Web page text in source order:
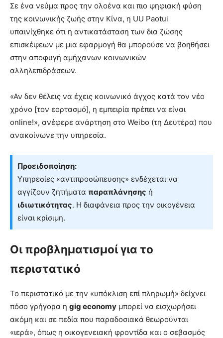
Σε ένα νεύμα προς την ολοένα και πιο ψηφιακή φύση
της κοινωνικής ζωής στην Κίνα, η UU Paotui
υπαινίχθηκε ότι η αντικατάσταση των δια ζώσης
επισκέψεων με μια εφαρμογή θα μπορούσε να βοηθήσει
στην αποφυγή αμήχανων κοινωνικών
αλληλεπιδράσεων.
«Αν δεν θέλεις να έχεις κοινωνικό άγχος κατά τον νέο
χρόνο [τον εορτασμό], η εμπειρία πρέπει να είναι
online!», ανέφερε ανάρτηση στο Weibo (τη Δευτέρα) που
ανακοίνωνε την υπηρεσία.
Προειδοποίηση:
Υπηρεσίες «αντιπροσώπευσης» ενδέχεται να
αγγίζουν ζητήματα παραπλάνησης ή
ιδιωτικότητας. Η διαφάνεια προς την οικογένεια
είναι κρίσιμη.
Οι προβληματισμοί για το
περιστατικό
Το περιστατικό με την «υπόκλιση επί πληρωμή» δείχνει
πόσο γρήγορα η gig economy μπορεί να εισχωρήσει
ακόμη και σε πεδία που παραδοσιακά θεωρούνται
«ιερά», όπως η οικογενειακή φροντίδα και ο σεβασμός